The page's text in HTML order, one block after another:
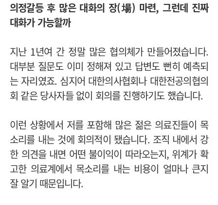
의정갈등 후 많은 대화의 장(場) 마련, 그런데 진짜
대화가 가능할까
지난 1년여 간 정말 많은 협의체가 만들어졌습니다.
대부분 질문도 이미 정해져 있고 답변도 뻔히 예측되
는 자리였죠. 심지어 대한의사협회나 대한전공의협의
회 같은 당사자들 없이 회의를 진행하기도 했습니다.
이런 상황에서 저를 포함해 많은 젊은 의료진들이 목
소리를 내는 것에 회의적이 됐습니다. 조직 내에서 강
한 의견을 내면 어떤 불이익이 따라오는지, 위계가 확
고한 의료계에서 목소리를 내는 비용이 얼마나 큰지
잘 알기 때문입니다.